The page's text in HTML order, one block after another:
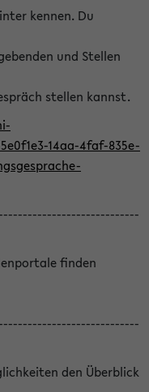
kennen. Du
und Stellen
stellen kannst.
14aa-4faf-835e-
finden
den Überblick